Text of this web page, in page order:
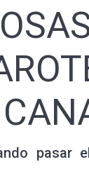
pasar